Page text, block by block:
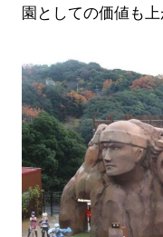
園としての価値も